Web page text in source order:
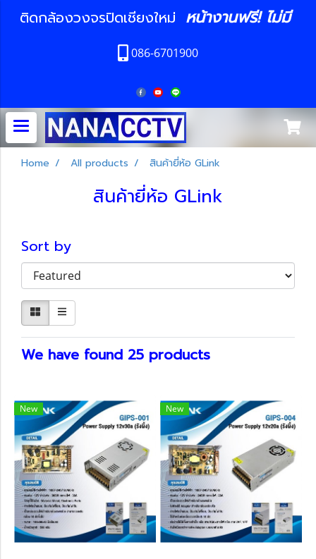
ติดกล้องวงจรปิดเชียงใหม่ หน้างานฟรี! ไม่มี
086-6701900
Home All products สินค้ายี่ห้อ GLink
สินค้ายี่ห้อ GLink
Sort by
We have found 25 products
New New